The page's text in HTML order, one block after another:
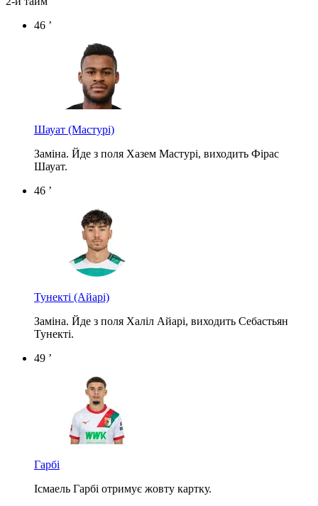
46 ’
Шауат (Мастурі)
Заміна. Йде з поля Хазем Мастурі, виходить Фірас
Шауат.
46 ’
Тунекті (Айарі)
Заміна. Йде з поля Халіл Айарі, виходить Себастьян
Тунекті.
49 ’
Гарбі
Ісмаель Гарбі отримує жовту картку.